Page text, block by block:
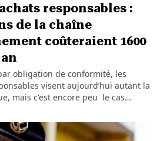
responsables :
de la chaîne
coûteraient 1600
obligation de conformité, les
visent aujourd’hui autant la
mais c'est encore peu le cas…